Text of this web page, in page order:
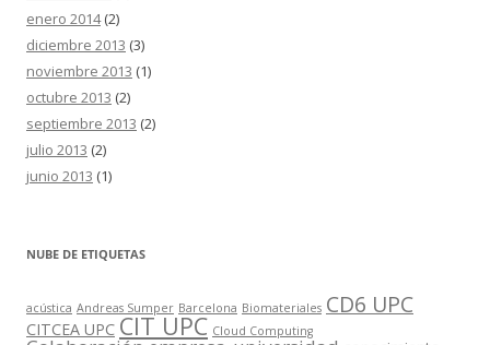
enero 2014(2)
diciembre 2013 (3)
noviembre 2013 (1)
octubre 2013 (2)
septiembre 2013 (2)
julio 2013 (2)
junio 2013 (1)
NUBE DE ETIQUETAS
acústica Andreas Sumper Barcelona Biomateriales CD6 UPC
CITCEA UPC CIT UPC Cloud Computing